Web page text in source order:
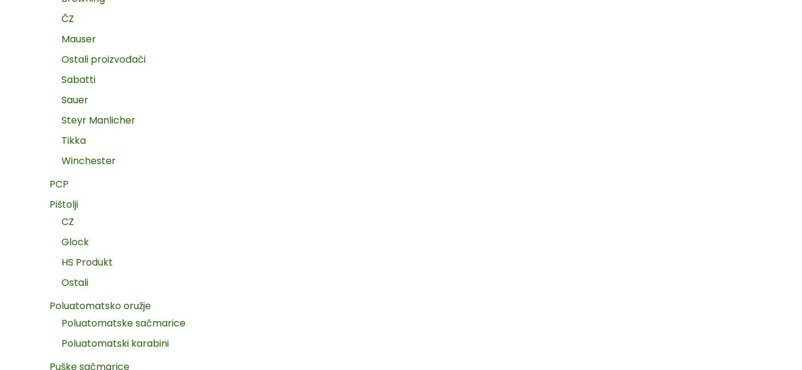
ČZ
Mauser
Ostali proizvođači
Sabatti
Sauer
Steyr Manlicher
Tikka
Winchester
PCP
Pištolji
CZ
Glock
HS Produkt
Ostali
Poluatomatsko oružje
Poluatomatske sačmarice
Poluatomatski karabini
Puške sačmarice